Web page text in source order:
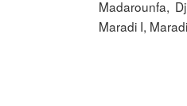
Madarounfa,
Maradi I,